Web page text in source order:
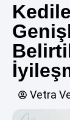
Vetra